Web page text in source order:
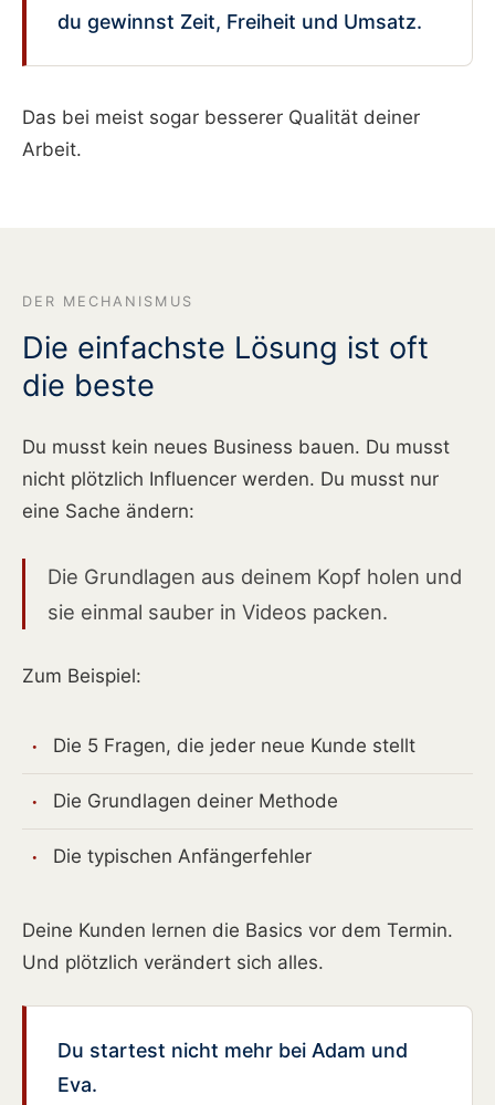
du gewinnst Zeit, Freiheit und Umsatz.
Das bei meist sogar besserer Qualität deiner
Arbeit.
DER MECHANISMUS
Die einfachste Lösung ist oft
die beste
Du musst kein neues Business bauen. Du musst
nicht plötzlich Influencer werden. Du musst nur
eine Sache ändern:
Die Grundlagen aus deinem Kopf holen und
sie einmal sauber in Videos packen.
Zum Beispiel:
Die 5 Fragen, die jeder neue Kunde stellt
Die Grundlagen deiner Methode
Die typischen Anfängerfehler
Deine Kunden lernen die Basics vor dem Termin.
Und plötzlich verändert sich alles.
Du startest nicht mehr bei Adam und
Eva.